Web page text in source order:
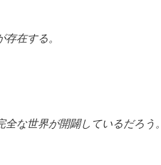
在する。
な世界が開闢しているだろう。